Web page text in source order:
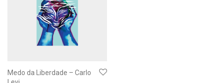
Medo da Liberdade – Carlo